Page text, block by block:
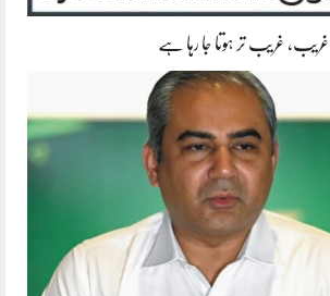
غریب، غریب تر ہوتا جا رہا ہے